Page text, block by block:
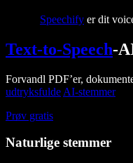
Speechify er dit
Text-to-Speech-
Forvandl PDF’er,
udtryksfulde AI-stemmer
Prøv gratis
Naturlige stemmer